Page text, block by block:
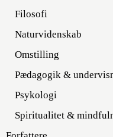
Filosofi
Naturvidenskab
Omstilling
Pædagogik &
Psykologi
Spiritualitet &